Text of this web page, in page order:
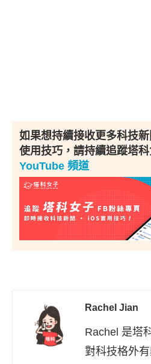
如果想持續接收更多科技
使用技巧，請持續追蹤塔科
YouTube 頻道
Rachel Jian
Rachel 是塔
對科技格外